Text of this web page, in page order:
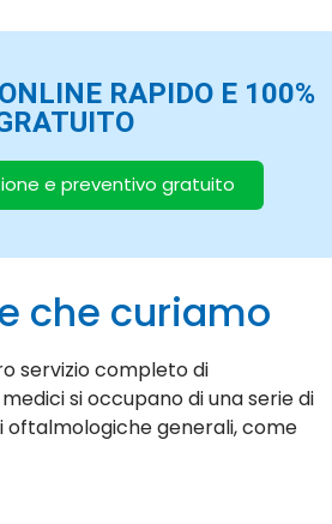
RAPIDO E 100%
e preventivo gratuito
che curiamo
servizio completo di
si occupano di una serie di
oftalmologiche generali, come